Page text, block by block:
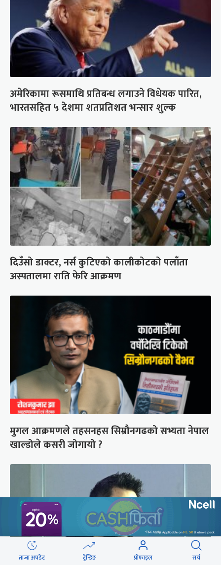
अमेरिकामा रूसमाथि प्रतिबन्ध लगाउने विधेयक पारित,
भारतसहित ५ देशमा शतप्रतिशत भन्सार शुल्क
दिउँसो डाक्टर, नर्स कुटिएको कालीकोटको पलाँता
अस्पतालमा राति फेरि आक्रमण
मुगल आक्रमणले तहसनहस सिम्रौनगढको सभ्यता नेपाल
खाल्डोले कसरी जोगायो ?
ताजा अपडेट ट्रेन्डिङ प्रोफाइल सर्च